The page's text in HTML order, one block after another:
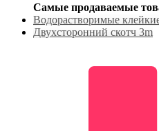
Самые продаваемые
Водорастворимые
Двухсторонний скотч 3m